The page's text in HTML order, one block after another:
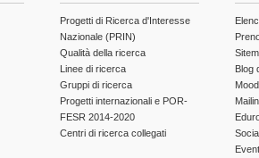
Progetti di Ricerca d'Interesse
Nazionale (PRIN)
Qualità della ricerca
Linee di ricerca
Gruppi di ricerca
Progetti internazionali e POR-
FESR 2014-2020
Centri di ricerca collegati
Blog